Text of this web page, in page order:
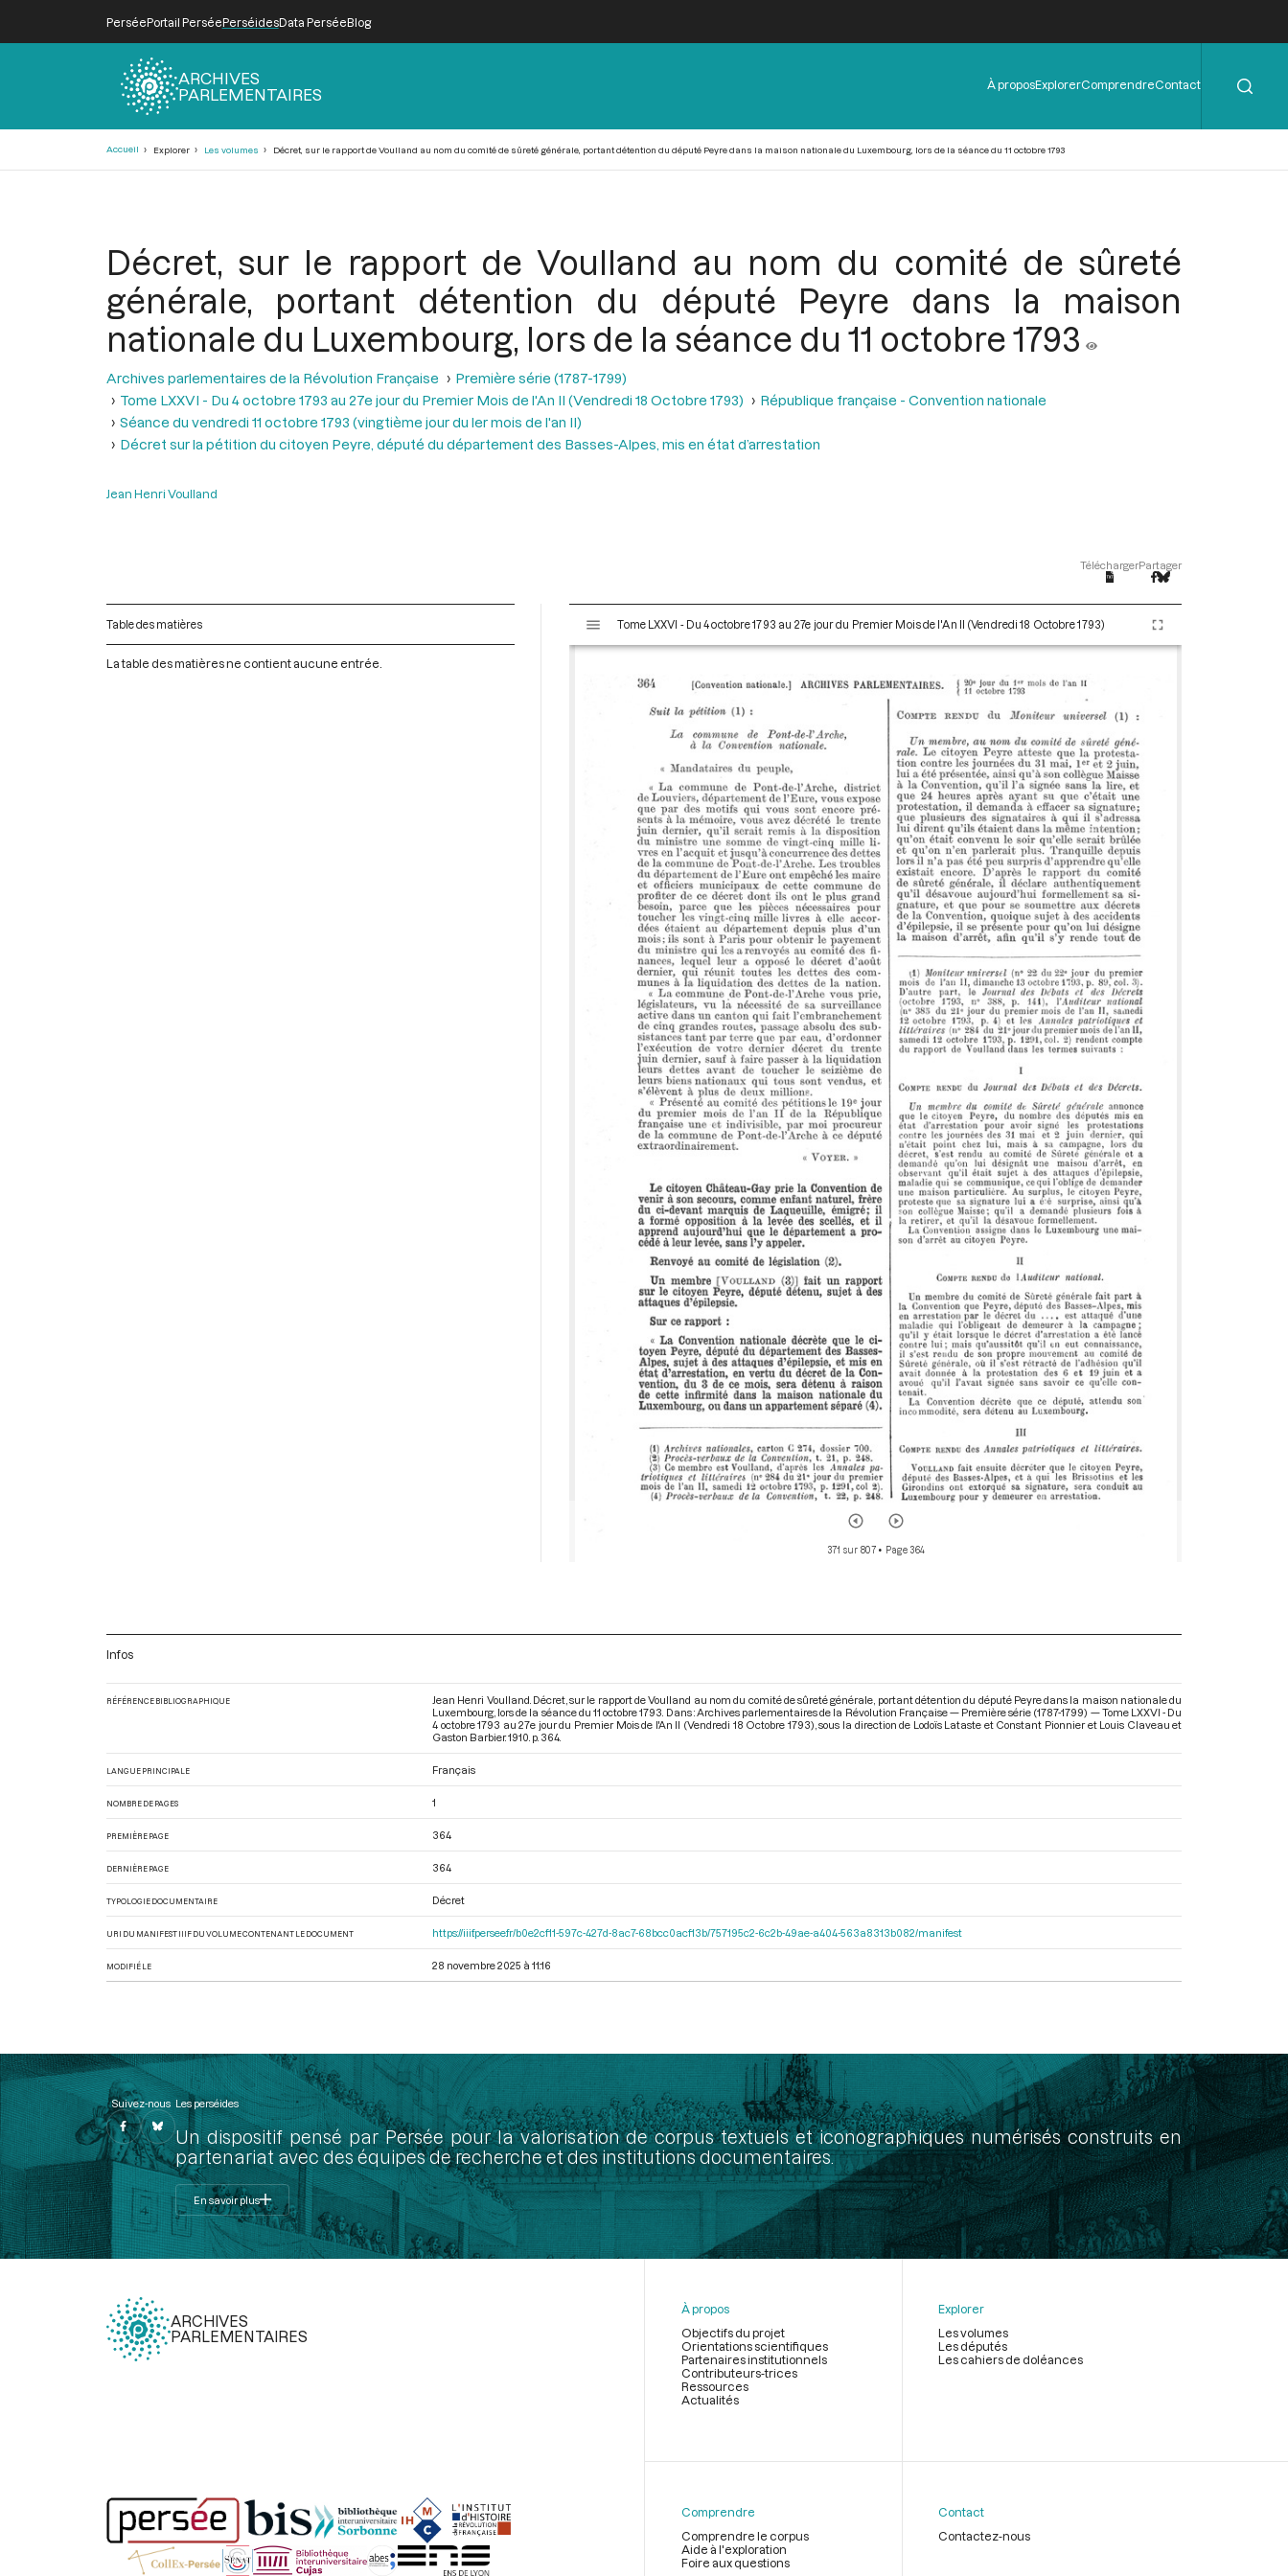
PerséePortail PerséePerséidesData PerséeBlog
ARCHIVES
PARLEMENTAIRES
Menu
de
À proposExplorerComprendreContact
Accueil Explorer Les volumes Décret, sur le rapport de Voulland au nom du comité de sûreté générale, portant détention du député Peyre dans la maison nationale du Luxembourg, lors de la séance du 11 octobre 1793
Décret, sur le rapport de Voulland au nom du comité de sûreté
générale, portant détention du député Peyre dans la maison
nationale du Luxembourg, lors de la séance du 11 octobre 1793
Archives parlementaires de la Révolution Française
Première série (1787-1799)
Tome LXXVI - Du 4 octobre 1793 au 27e jour du Premier Mois de l'An II (Vendredi 18 Octobre 1793)
République française - Convention nationale
Séance du vendredi 11 octobre 1793 (vingtième jour du ler mois de l'an II)
Décret sur la pétition du citoyen Peyre, député du département des Basses-Alpes, mis en état d’arrestation
Jean Henri Voulland
TéléchargerPartager
Table des matières
La table des matières ne contient aucune entrée.
s
Tome LXXVI - Du 4 octobre 1793 au 27e jour du Premier Mois de l'An II (Vendredi 18 Octobre 1793)
371 sur 807• Page 364
Infos
RÉFÉRENCE BIBLIOGRAPHIQUE
Jean Henri Voulland. Décret, sur le rapport de Voulland au nom du comité de sûreté générale, portant détention du député Peyre dans la maison nationale du
Luxembourg, lors de la séance du 11 octobre 1793. Dans : Archives parlementaires de la Révolution Française — Première série (1787-1799) — Tome LXXVI - Du
4 octobre 1793 au 27e jour du Premier Mois de l'An II (Vendredi 18 Octobre 1793) , sous la direction de Lodoïs Lataste et Constant Pionnier et Louis Claveau et
Gaston Barbier. 1910. p. 364.
LANGUE PRINCIPALE Français
NOMBRE DE PAGES 1
PREMIÈRE PAGE 364
DERNIÈRE PAGE 364
TYPOLOGIE DOCUMENTAIRE Décret
URI DU MANIFEST IIIF DU VOLUME CONTENANT LE DOCUMENT https://iiif.persee.fr/b0e2cf11-597c-427d-8ac7-68bcc0acf13b/757195c2-6c2b-49ae-a404-563a8313b082/manifest
MODIFIÉ LE 28 novembre 2025 à 11:16
Suivez-nous Les perséides
Un dispositif pensé par Persée pour la valorisation de corpus textuels et iconographiques numérisés construits en
partenariat avec des équipes de recherche et des institutions documentaires.
En savoir plus
ARCHIVES
PARLEMENTAIRES
page
À propos
Objectifs du projet
Orientations scientifiques
Partenaires institutionnels
Contributeurs-trices
Ressources
Actualités
Explorer
Les volumes
Les députés
Les cahiers de doléances
Comprendre
Comprendre le corpus
Aide à l'exploration
Foire aux questions
Contact
Contactez-nous